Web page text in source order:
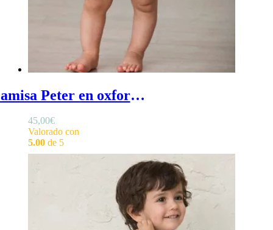
Camisa Peter en oxford de bebé - camisa blanca cuello bebe en oxford para eventos
45,00€
Valorado con
5.00 de 5